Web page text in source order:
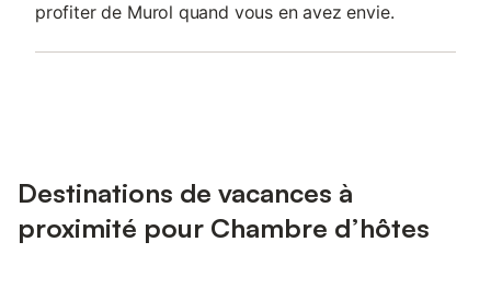
profiter de Murol quand vous en avez envie.
Destinations de vacances à
proximité pour Chambre d’hôtes